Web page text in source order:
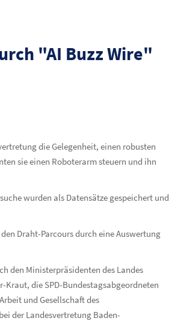
"AI Buzz Wire"
die Gelegenheit, einen robusten
sie einen Roboterarm steuern und ihn
wurden als Datensätze gespeichert und
Draht-Parcours durch eine Auswertung
den Ministerpräsidenten des Landes
die SPD-Bundestagsabgeordneten
und Gesellschaft des
der Landesvertretung Baden-